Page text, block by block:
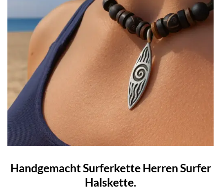
Handgemacht Surferkette Herren Surfer
Halskette.